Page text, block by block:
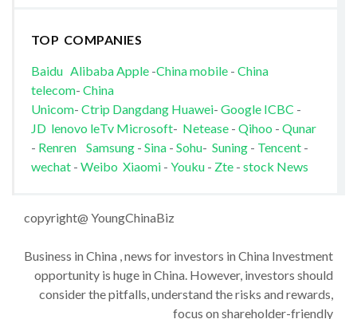
TOP COMPANIES
Baidu AlibabaApple-China mobile- China
telecom- China
Unicom- Ctrip Dangdang Huawei- Google ICBC -
JD lenovo leTv Microsoft- Netease- Qihoo - Qunar
- Renren Samsung- Sina- Sohu- Suning- Tencent-
wechat - Weibo Xiaomi- Youku - Zte- stock News
copyright@ YoungChinaBiz
Business in China , news for investors in China Investment
opportunity is huge in China. However, investors should
consider the pitfalls, understand the risks and rewards,
focus on shareholder-friendly